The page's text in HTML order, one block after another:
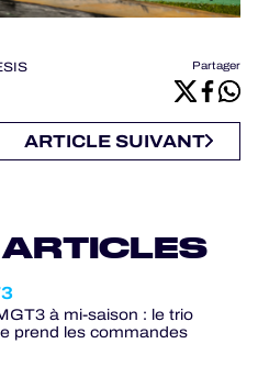
Partager
ARTICLE SUIVANT
à mi-saison : le trio
prend les commandes